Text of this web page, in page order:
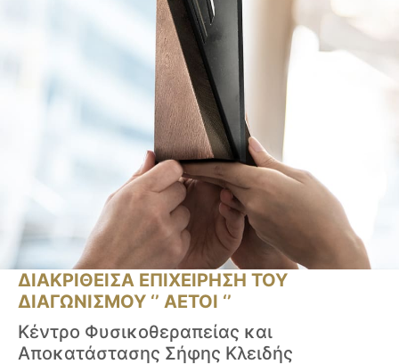
ΔΙΑΚΡΙΘΕΙΣΑ ΕΠΙΧΕΙΡΗΣΗ ΤΟΥ
ΔΙΑΓΩΝΙΣΜΟΥ ‘’ ΑΕΤΟΙ ‘’
Κέντρο Φυσικοθεραπείας και
Αποκατάστασης Σήφης Κλειδής